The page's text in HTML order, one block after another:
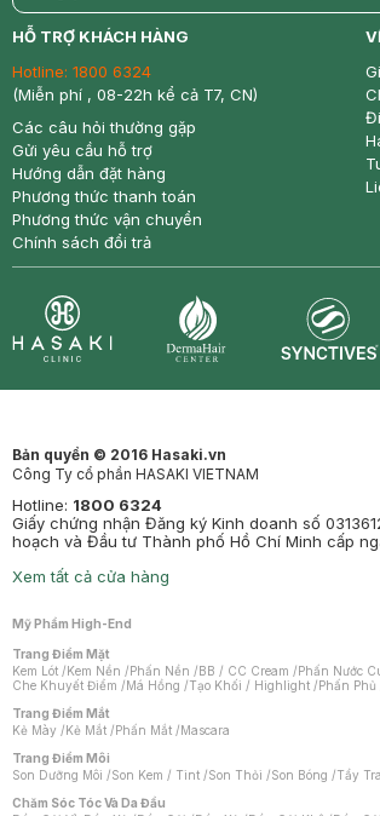
return nowfree
HỖ TRỢ KHÁCH HÀNG
Hotline: 1800 6324
(Miễn phí , 08-22h kể cả T7, CN)
Các câu hỏi thường gặp
Gửi yêu cầu hỗ trợ
Hướng dẫn đặt hàng
Phương thức thanh toán
Phương thức vận chuyển
Chính sách đổi trả
Bản quyền © 2016 Hasaki.vn
Công Ty cổ phần HASAKI VIETNAM
Hotline: 1800 6324
Giấy chứng nhận Đăng ký Kinh doanh số
hoạch và Đầu tư Thành phố Hồ Chí Minh cấp
Xem tất cả cửa hàng
Mỹ Phẩm High-End
Trang Điểm Mặt
Kem Lót /Kem Nền /Phấn Nền /BB / CC Cream /Phấn Nước
Che Khuyết Điểm /Má Hồng /Tạo Khối / Highlight /Phấn Phủ
Trang Điểm Mắt
Kẻ Mày /Kẻ Mắt /Phấn Mắt /Mascara
Trang Điểm Môi
Son Dưỡng Môi /Son Kem / Tint /Son Thỏi /Son Bóng /Tẩy
Chăm Sóc Tóc Và Da Đầu